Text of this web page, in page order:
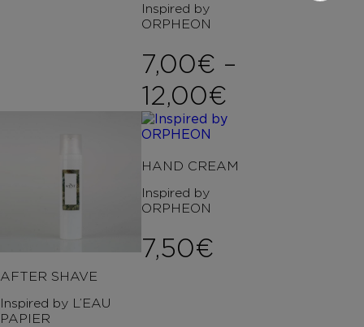
Inspired by
ORPHEON
7,00€ –
12,00€
AFTER SHAVE
Inspired by L’EAU
PAPIER
HAND CREAM
Inspired by
ORPHEON
7,50€